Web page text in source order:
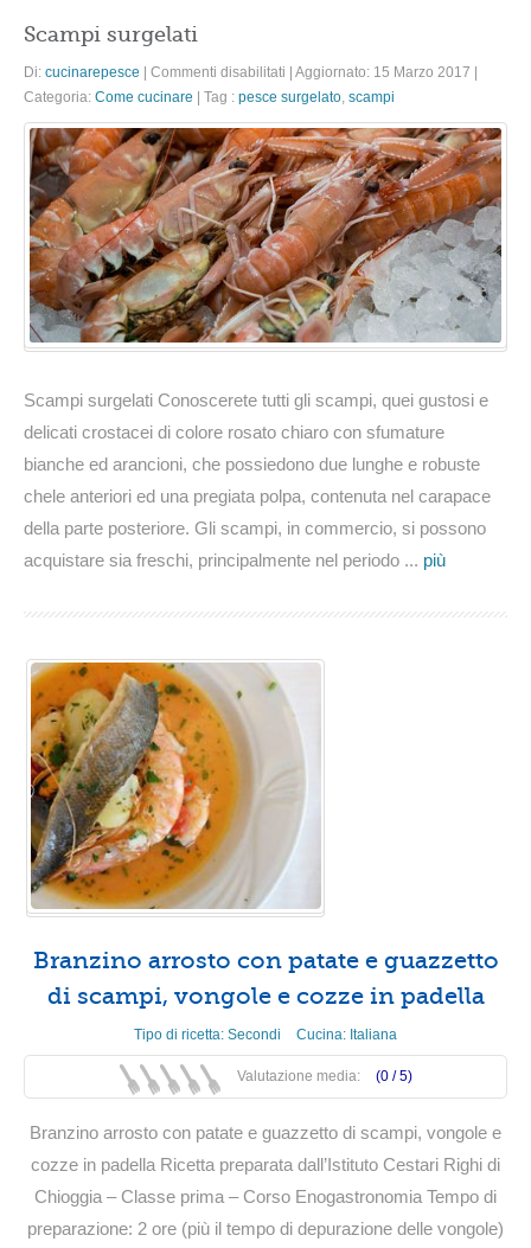
Scampi surgelati
Di: cucinarepesce | Commenti disabilitati su
Scampi
surgelati
| Aggiornato: 15 Marzo 2017 |
Categoria: Come cucinare | Tag : pesce surgelato scampi
Scampi surgelati Conoscerete tutti gli scampi, quei gustosi e
delicati crostacei di colore rosato chiaro con sfumature
bianche ed arancioni, che possiedono due lunghe e robuste
chele anteriori ed una pregiata polpa, contenuta nel carapace
della parte posteriore. Gli scampi, in commercio, si possono
acquistare sia freschi, principalmente nel periodo ... più
Branzino arrosto con patate e guazzetto
di scampi, vongole e cozze in padella
Tipo di ricetta: Secondi Cucina: Italiana
Valutazione media: (0 /5)
Branzino arrosto con patate e guazzetto di scampi, vongole e
cozze in padella Ricetta preparata dall’Istituto Cestari Righi di
Chioggia – Classe prima – Corso Enogastronomia Tempo di
preparazione: 2 ore (più il tempo di depurazione delle vongole)